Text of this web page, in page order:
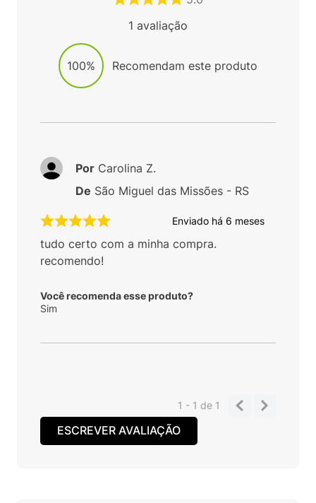
1 avaliação
100% Recomendam este produto
Enviado há 6 meses
tudo certo com a minha compra.
recomendo!
Você recomenda esse produto?
Sim
Por Carolina Z.
De São Miguel das Missões - RS
1 - 1de 1
ESCREVER AVALIAÇÃO